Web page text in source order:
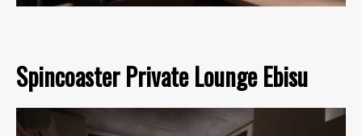
Spincoaster Private Lounge Ebisu